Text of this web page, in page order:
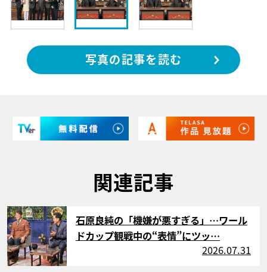
写真の記事を読む
関連記事
サムネイル
石原良純の「機嫌が悪すぎる」…ワール
ドカップ観戦中の“表情”にツッ…
2026.07.31